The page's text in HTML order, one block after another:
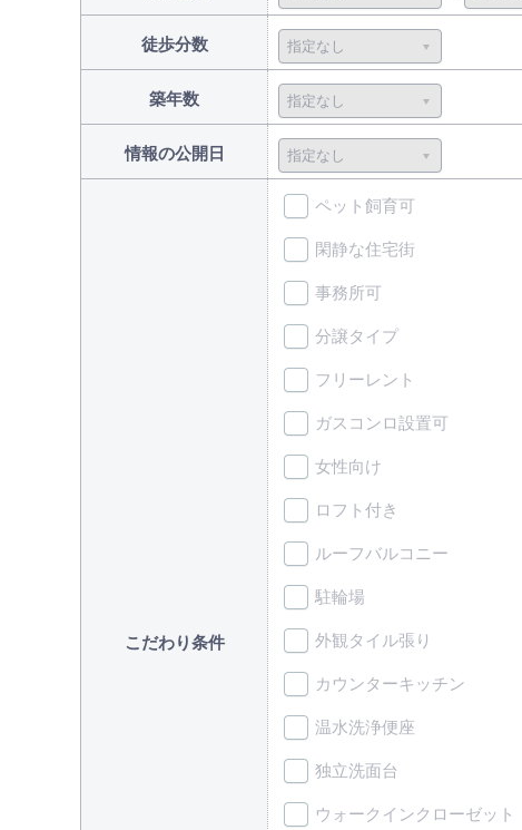
徒歩分数
築年数
情報の公開日
こだわり条件
ペット飼育可
閑静な住宅街
事務所可
分譲タイプ
フリーレント
ガスコンロ設置可
女性向け
ロフト付き
ルーフバルコニー
駐輪場
外観タイル張り
カウンターキッチン
温水洗浄便座
独立洗面台
ウォークインクローゼット